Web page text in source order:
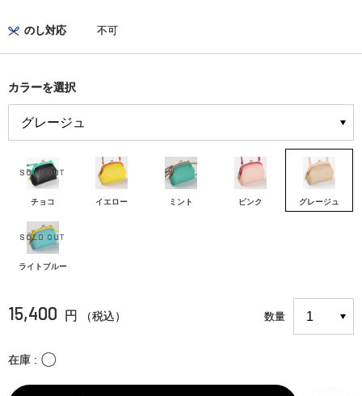
のし対応 不可
カラーを選択
チョコ イエロー ミント ピンク グレージュ
ライトブルー
15,400 円 （税込） 数量
在庫 〇